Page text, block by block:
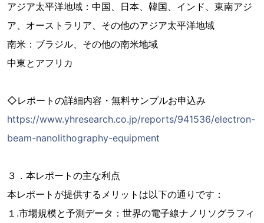
アジア太平洋地域：中国、日本、韓国、インド、東南アジ
ア、オーストラリア、その他のアジア太平洋地域
南米：ブラジル、その他の南米地域
中東とアフリカ
◇レポートの詳細内容・無料サンプルお申込み
https://www.yhresearch.co.jp/reports/941536/electron-
beam-nanolithography-equipment
３．本レポートの主な利点
本レポートが提供するメリットは以下の通りです：
１.市場規模と予測データ：世界の電子線ナノリソグラフィ